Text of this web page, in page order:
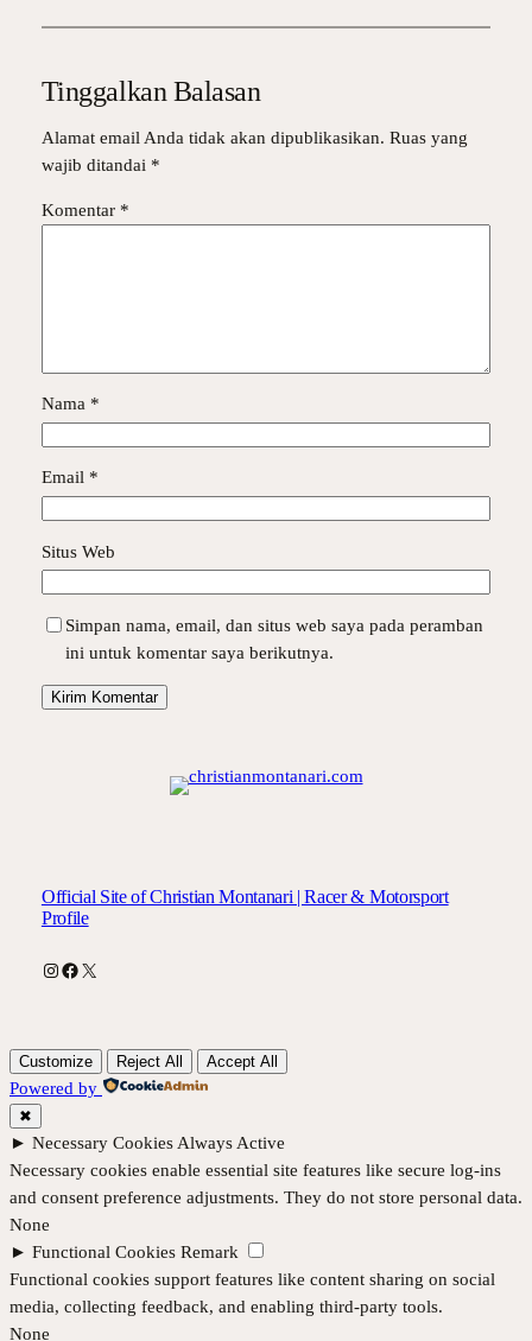
Tinggalkan Balasan
Alamat email Anda tidak akan dipublikasikan. Ruas yang
wajib ditandai *
Komentar *
Nama *
Email *
Situs Web
Simpan nama, email, dan situs web saya pada peramban
ini untuk komentar saya berikutnya.
Official Site of Christian Montanari | Racer & Motorsport
Profile
Instagram
Facebook
X
Customize Reject All Accept All
Powered by
✖
► Necessary CookiesAlways Active
Necessary cookies enable essential site features like secure log-ins
and consent preference adjustments. They do not store personal data.
None
► Functional Cookies Remark
Functional cookies support features like content sharing on social
media, collecting feedback, and enabling third-party tools.
None